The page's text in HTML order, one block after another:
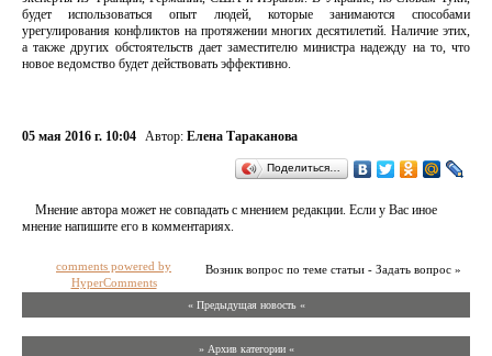
будет использоваться опыт людей, которые занимаются способами
урегулирования конфликтов на протяжении многих десятилетий. Наличие этих,
а также других обстоятельств дает заместителю министра надежду на то, что
новое ведомство будет действовать эффективно.
05 мая 2016 г. 10:04 Автор: Елена Тараканова
Поделиться…
Мнение автора может не совпадать с мнением редакции. Если у Вас иное
мнение напишите его в комментариях.
Возник вопрос по теме статьи - Задать вопрос »
comments powered by
HyperComments
« Предыдущая новость «
» Архив категории «